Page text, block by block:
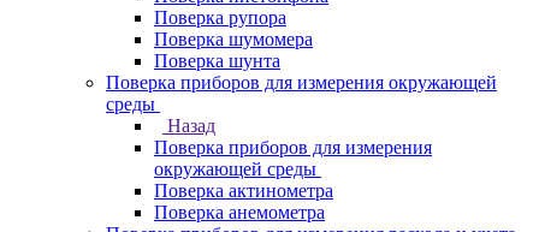
Поверка рупора
Поверка шумомера
Поверка шунта
Поверка приборов для измерения окружающей
среды
Назад
Поверка приборов для измерения
окружающей среды
Поверка актинометра
Поверка анемометра